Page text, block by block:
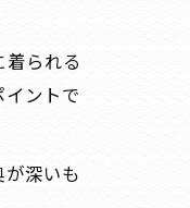
られる
ントで
深いも